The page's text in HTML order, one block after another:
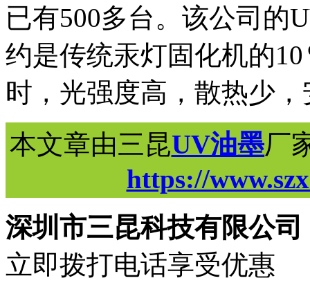
已有500多台。该公司的
约是传统汞灯固化机的
时，光强度高，散热少
本文章由三昆UV油墨厂
https://
深圳市三昆科技有限公司
立即拨打电话享受优惠